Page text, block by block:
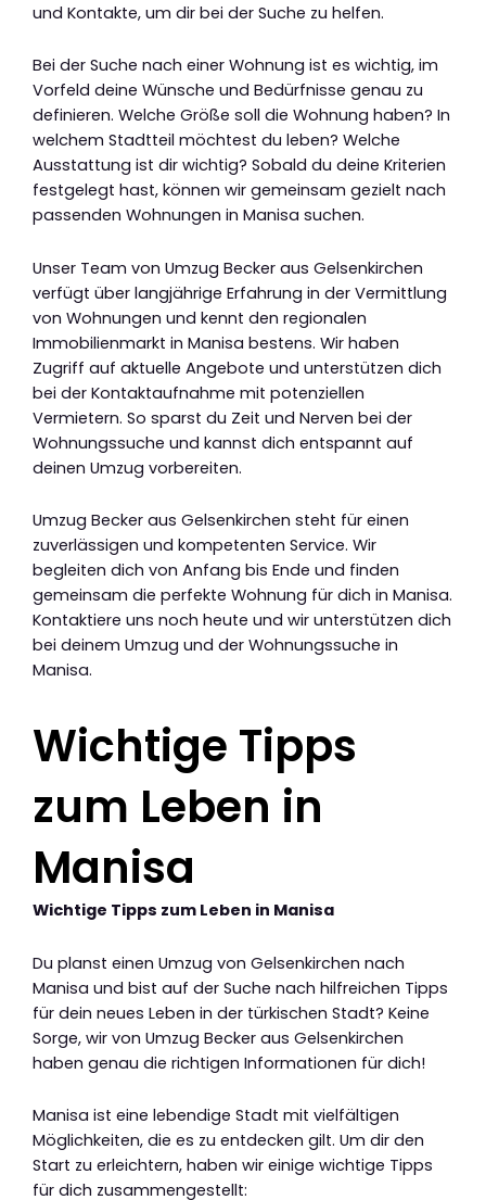
und Kontakte, um dir bei der Suche zu helfen.
Bei der Suche nach einer Wohnung ist es wichtig, im
Vorfeld deine Wünsche und Bedürfnisse genau zu
definieren. Welche Größe soll die Wohnung haben? In
welchem Stadtteil möchtest du leben? Welche
Ausstattung ist dir wichtig? Sobald du deine Kriterien
festgelegt hast, können wir gemeinsam gezielt nach
passenden Wohnungen in Manisa suchen.
Unser Team von Umzug Becker aus Gelsenkirchen
verfügt über langjährige Erfahrung in der Vermittlung
von Wohnungen und kennt den regionalen
Immobilienmarkt in Manisa bestens. Wir haben
Zugriff auf aktuelle Angebote und unterstützen dich
bei der Kontaktaufnahme mit potenziellen
Vermietern. So sparst du Zeit und Nerven bei der
Wohnungssuche und kannst dich entspannt auf
deinen Umzug vorbereiten.
Umzug Becker aus Gelsenkirchen steht für einen
zuverlässigen und kompetenten Service. Wir
begleiten dich von Anfang bis Ende und finden
gemeinsam die perfekte Wohnung für dich in Manisa.
Kontaktiere uns noch heute und wir unterstützen dich
bei deinem Umzug und der Wohnungssuche in
Manisa.
Wichtige Tipps
zum Leben in
Manisa
Wichtige Tipps zum Leben in Manisa
Du planst einen Umzug von Gelsenkirchen nach
Manisa und bist auf der Suche nach hilfreichen Tipps
für dein neues Leben in der türkischen Stadt? Keine
Sorge, wir von Umzug Becker aus Gelsenkirchen
haben genau die richtigen Informationen für dich!
Manisa ist eine lebendige Stadt mit vielfältigen
Möglichkeiten, die es zu entdecken gilt. Um dir den
Start zu erleichtern, haben wir einige wichtige Tipps
für dich zusammengestellt: